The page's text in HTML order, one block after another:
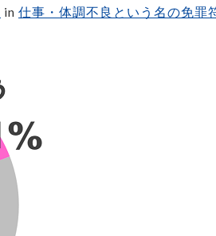
in 仕事・体調不良という名の免罪